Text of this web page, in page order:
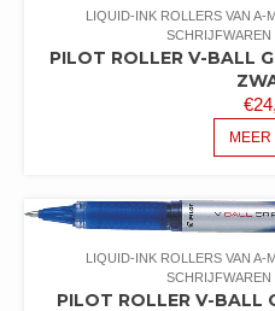
LIQUID-INK ROLLERS VAN A-
PILOT ROLLER V-BALL
€
MEER
LIQUID-INK ROLLERS VAN A-
PILOT ROLLER V-BALL